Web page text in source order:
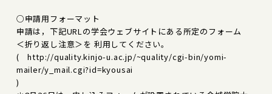
○申請用フォーマット
申請は，下記URLの学会ウェブサイトにある所定のフォーム
＜折り返し注意＞を 利用してください。
( http://quality.kinjo-u.ac.jp/~quality/cgi-bin/yomi-
mailer/y_mail.cgi?id=kyousai
)